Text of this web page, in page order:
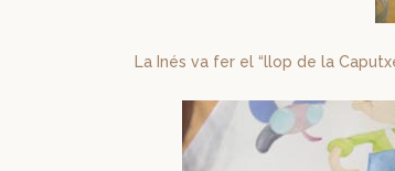
La Inés va fer el “llop de la